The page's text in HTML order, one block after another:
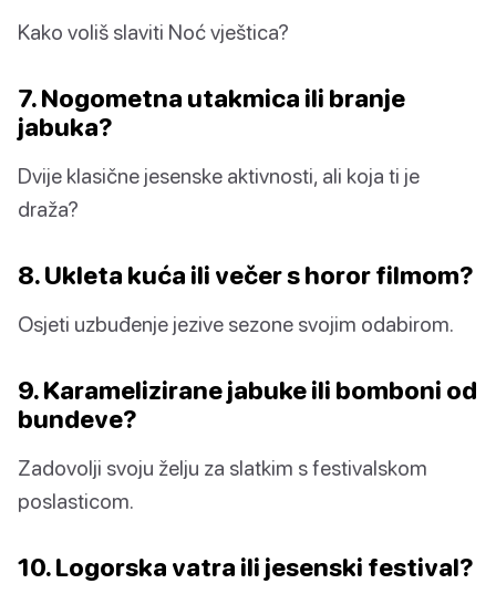
Kako voliš slaviti Noć vještica?
7. Nogometna utakmica ili branje
jabuka?
Dvije klasične jesenske aktivnosti, ali koja ti je
draža?
8. Ukleta kuća ili večer s horor filmom?
Osjeti uzbuđenje jezive sezone svojim odabirom.
9. Karamelizirane jabuke ili bomboni od
bundeve?
Zadovolji svoju želju za slatkim s festivalskom
poslasticom.
10. Logorska vatra ili jesenski festival?